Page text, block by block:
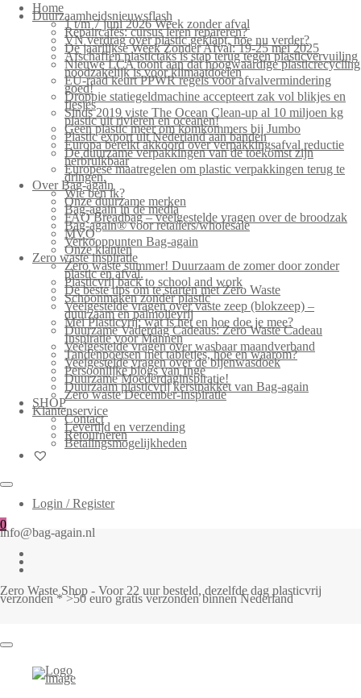
Home
Duurzaamheidsnieuwsflash
1 t/m 7 juni 2026 Week zonder afval
Repaircafés: cursus leren repareren?
VN verdrag over plastic geklapt, hoe nu verder?
De jaarlijkse Week Zonder Afval: 19-25 mei 2025
Afschaffen plastictaks is stap terug tegen plasticvervuiling
Nieuwe LCA toont aan dat hoogwaardige plasticrecycling
noodzakelijk is voor klimaatdoelen
EU-raad keurt PPWR regels voor afvalvermindering
goed!
Droppie statiegeldmachine accepteert zak vol blikjes en
flesjes
Sinds 2019 viste The Ocean Clean-up al 10 miljoen kg
plastic uit rivieren en oceanen!
Geen plastic meer om komkommers bij Jumbo
Plastic export uit Nederland aan banden
Europa bereikt akkoord over verpakkingsafval reductie
De duurzame verpakkingen van de toekomst zijn
herbruikbaar
Europese maatregelen om plastic verpakkingen terug te
dringen.
Over Bag-again
Wie ben ik?
Onze duurzame merken
Bag-again in de media
FAQ Breadbag – veelgestelde vragen over de broodzak
Bag-again® voor retailers/wholesale
MVO
Verkooppunten Bag-again
Onze klanten
Zero waste inspiratie
Zero waste summer! Duurzaam de zomer door zonder
plastic en afval.
Plasticvrij back to school and work
De beste tips om te starten met Zero Waste
Schoonmaken zonder plastic
Veelgestelde vragen over vaste zeep (blokzeep) –
duurzaam en palmolievrij
Mei Plasticvrij: wat is het en hoe doe je mee?
Duurzame Vaderdag Cadeaus: Zero Waste Cadeau
Inspiratie voor Mannen
Veelgestelde vragen over wasbaar maandverband
Tandenpoetsen met tabletjes, hoe en waarom?
Veelgestelde vragen over de bijenwasdoek
Persoonlijke blogs van Inge
Duurzame Moederdaginspiratie!
Duurzaam plasticvrij kerstpakket van Bag-again
Zero waste December-inspiratie
SHOP
Klantenservice
Contact
Levertijd en verzending
Retourneren
Betalingsmogelijkheden
Login / Register
0
info@bag-again.nl
Zero Waste Shop - Voor 22 uur besteld, dezelfde dag plasticvrij
verzonden * >50 euro gratis verzonden binnen Nederland